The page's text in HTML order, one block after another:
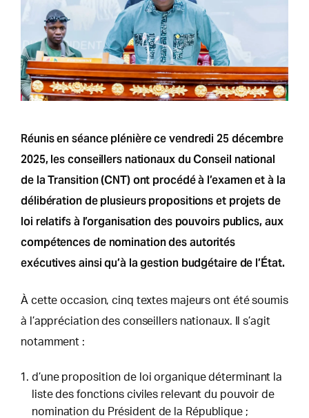
Réunis en séance plénière ce vendredi 25 décembre
2025, les conseillers nationaux du Conseil national
de la Transition (CNT) ont procédé à l’examen et à la
délibération de plusieurs propositions et projets de
loi relatifs à l’organisation des pouvoirs publics, aux
compétences de nomination des autorités
exécutives ainsi qu’à la gestion budgétaire de l’État.
À cette occasion, cinq textes majeurs ont été soumis
à l’appréciation des conseillers nationaux. Il s’agit
notamment :
d’une proposition de loi organique déterminant la
liste des fonctions civiles relevant du pouvoir de
nomination du Président de la République ;